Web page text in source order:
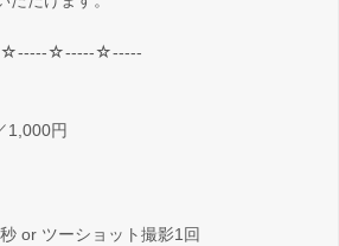
☆-----☆-----
1,000円
or ツーショット撮影1回